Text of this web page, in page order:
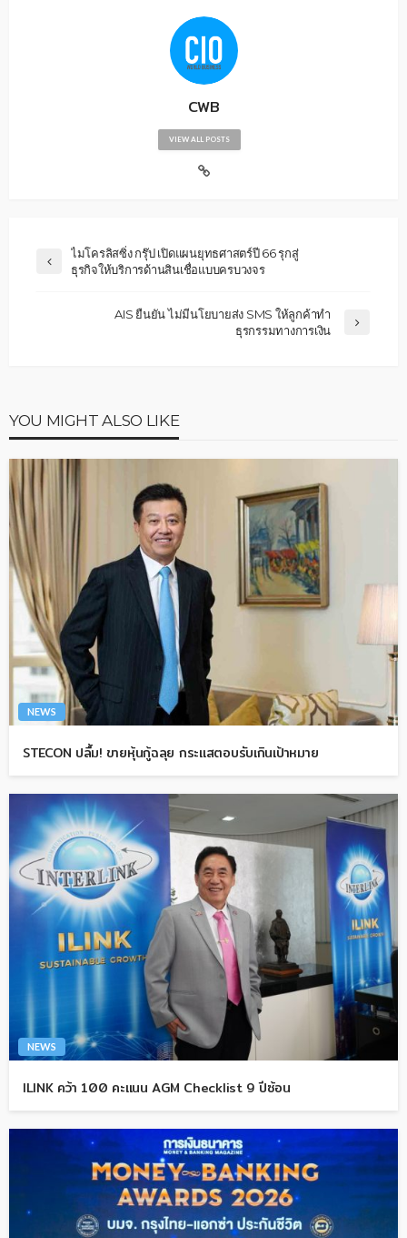
CWB
VIEW ALL POSTS
ไมโครลิสซิ่ง กรุ๊ป เปิดแผนยุทธศาสตร์ปี 66 รุกสู่
ธุรกิจให้บริการด้านสินเชื่อแบบครบวงจร
AIS ยืนยัน ไม่มีนโยบายส่ง SMS ให้ลูกค้าทำ
ธุรกรรมทางการเงิน
YOU MIGHT ALSO LIKE
NEWS
STECON ปลื้ม! ขายหุ้นกู้ฉลุย กระแสตอบรับเกินเป้าหมาย
NEWS
ILINK คว้า 100 คะแนน AGM Checklist 9 ปีซ้อน